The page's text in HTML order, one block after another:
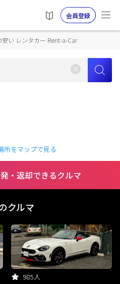
会員登録
い レンタカー Rent-a-Car
所をマップで見る
・返却できるクルマ
クルマ
985人